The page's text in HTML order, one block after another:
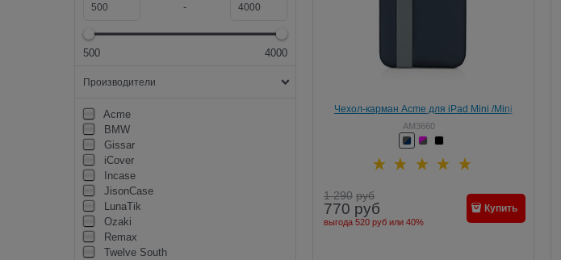
-
500 4000
Производители
Acme
BMW
Gissar
iCover
Incase
JisonCase
LunaTik
Ozaki
Remax
Twelve South
Чехол-карман Acme для iPad Mini /Mini
2/Mini 3 Sleeve Skinny
AM3660
1 290 руб
770 руб
выгода 520 руб или 40%
Купить